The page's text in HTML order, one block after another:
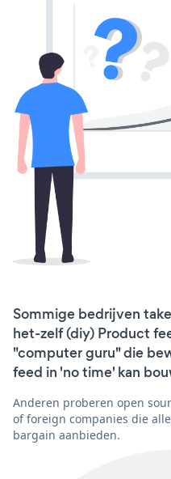
Sommige bedrijven
het-zelf (diy) Product
"computer guru" die
feed in 'no time' kan
Anderen proberen open
of foreign companies die
bargain aanbieden.